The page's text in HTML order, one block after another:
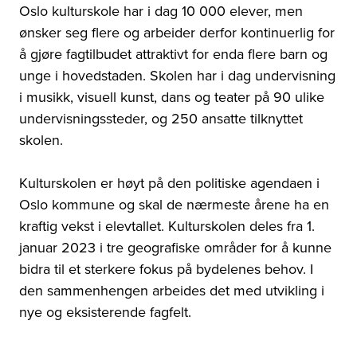
Oslo kulturskole har i dag 10 000 elever, men
ønsker seg flere og arbeider derfor kontinuerlig for
å gjøre fagtilbudet attraktivt for enda flere barn og
unge i hovedstaden. Skolen har i dag undervisning
i musikk, visuell kunst, dans og teater på 90 ulike
undervisningssteder, og 250 ansatte tilknyttet
skolen.
Kulturskolen er høyt på den politiske agendaen i
Oslo kommune og skal de nærmeste årene ha en
kraftig vekst i elevtallet. Kulturskolen deles fra 1.
januar 2023 i tre geografiske områder for å kunne
bidra til et sterkere fokus på bydelenes behov. I
den sammenhengen arbeides det med utvikling i
nye og eksisterende fagfelt.